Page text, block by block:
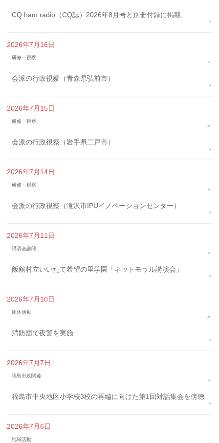
CQ ham radio（CQ誌）2026年8月号と別冊付録に掲載
2026年7月16日
研修・視察
会派の行政視察（青森県弘前市）
2026年7月15日
研修・視察
会派の行政視察（岩手県二戸市）
2026年7月14日
研修・視察
会派の行政視察（滝沢市IPUイノベーションセンター）
2026年7月11日
講演会講師
飯舘村立いいたて希望の里学園「ネットモラル講演会」
2026年7月10日
団体活動
消防団で夜警を実施
2026年7月7日
福島市政関連
福島市中央地区小学校3校の再編に向けた第1回対話集会を傍聴
2026年7月6日
地域活動